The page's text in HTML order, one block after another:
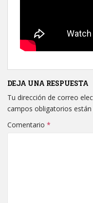
DEJA UNA RESPUESTA
Tu dirección de correo
campos obligatorios
Comentario *